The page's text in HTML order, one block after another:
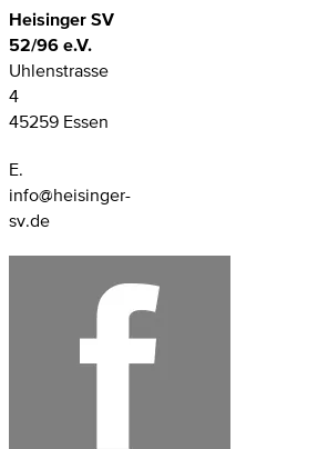
Heisinger SV
52/96 e.V.
Uhlenstrasse
4
45259 Essen
E.
info@heisinger-
sv.de